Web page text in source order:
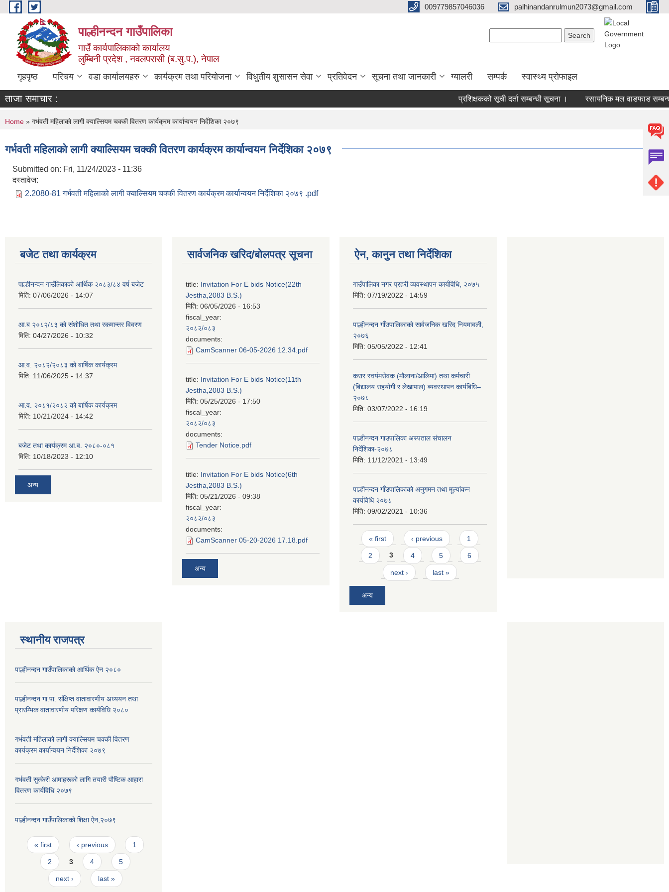
Skip to main content 009779857046036 palhinandanrulmun2073@gmail.com
पाल्हीनन्दन गाउँपालिका
गाउँ कार्यपालिकाको कार्यालय
लुम्बिनी प्रदेश , नवलपरासी (ब.सु.प.), नेपाल
गृहपृष्ठ परिचय वडा कार्यालयहरु कार्यक्रम तथा परियोजना विधुतीय शुसासन सेवा प्रतिवेदन सूचना तथा जानकारी ग्यालरी सम्पर्क स्वास्थ्य प्रोफाइल
ताजा समाचार : प्रशिक्षकको सूची दर्ता सम्बन्धी सूचना । रसायनिक मल वाडफाड
You are here
Home » गर्भवती महिलाको लागी क्याल्सियम चक्की वितरण कार्यक्रम कार्यान्वयन निर्देशिका २०७९
गर्भवती महिलाको लागी क्याल्सियम चक्की वितरण कार्यक्रम कार्यान्वयन निर्देशिका २०७९
Submitted on: Fri, 11/24/2023 - 11:36
दस्तावेज:
2.2080-81 गर्भवती महिलाको लागी क्याल्सियम चक्की वितरण कार्यक्रम कार्यान्वयन निर्देशिका २०७९ .pdf
बजेट तथा कार्यक्रम
पाल्हीनन्दन गाउँलिकाको आर्थिक २०८३/८४ वर्ष बजेट
मिति: 07/06/2026 - 14:07
आ.ब २०८२/८३ को संशोधित तथा रकमान्तर विवरण
मिति: 04/27/2026 - 10:32
आ.व. २०८२/२०८३ को बार्षिक कार्यक्रम
मिति: 11/06/2025 - 14:37
आ.व. २०८१/२०८२ को बार्षिक कार्यक्रम
मिति: 10/21/2024 - 14:42
बजेट तथा कार्यक्रम आ.व. २०८०-०८१
मिति: 10/18/2023 - 12:10
अन्य
सार्वजनिक खरिद/बोलपत्र सूचना
title: Invitation For E bids Notice(22th
Jestha,2083 B.S.)
मिति: 06/05/2026 - 16:53
fiscal_year:
२०८२/०८३
documents:
CamScanner 06-05-2026 12.34.pdf
title: Invitation For E bids Notice(11th
Jestha,2083 B.S.)
मिति: 05/25/2026 - 17:50
fiscal_year:
२०८२/०८३
documents:
Tender Notice.pdf
title: Invitation For E bids Notice(6th
Jestha,2083 B.S.)
मिति: 05/21/2026 - 09:38
fiscal_year:
२०८२/०८३
documents:
CamScanner 05-20-2026 17.18.pdf
अन्य
ऐन, कानुन तथा निर्देशिका
गाउँपालिका नगर प्रहरी व्यवस्थापन कार्यविधि, २०७५
मिति: 07/19/2022 - 14:59
पाल्हीनन्दन गाँउपालिकाको सार्वजनिक खरिद नियमावली,
२०७६
मिति: 05/05/2022 - 12:41
करार स्वयंमसेवक (मौलाना/आलिमा) तथा कर्मचारी
(बिद्यालय सहयोगी र लेखापाल) ब्यवस्थापन कार्यबिधि–
२०७८
मिति: 03/07/2022 - 16:19
पाल्हीनन्दन गाउपालिका अस्पताल संचालन
निर्देशिका-२०७८
मिति: 11/12/2021 - 13:49
पाल्हीनन्दन गाँउपालिकाको अनुगमन तथा मूल्यांकन
कार्यविधि २०७८
मिति: 09/02/2021 - 10:36
Pages
« first ‹ previous 1
2 3 4 5 6
next › last »
अन्य
स्थानीय राजपत्र
पाल्हीनन्दन गाउँपालिकाको आर्थिक ऐन २०८०
पाल्हीनन्दन गा.पा. संक्षिप्त वातावारणीय अध्ययन तथा
प्रारम्भिक वातावारणीय परिक्षण कार्यविधि २०८०
गर्भवती महिलाको लागी क्याल्सियम चक्की वितरण
कार्यक्रम कार्यान्वयन निर्देशिका २०७९
गर्भवती सुत्केरी आमाहरूको लागि तयारी पौष्टिक आहारा
वितरण कार्यविधि २०७९
पाल्हीनन्दन गाउँपालिकाको शिक्षा ऐन,२०७९
Pages
« first ‹ previous 1
2 3 4 5
next › last »